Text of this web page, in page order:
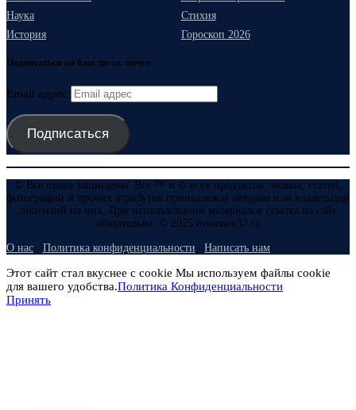
Наука
Стихия
История
Гороскоп 2026
Подписаться на блог по эл. почте
Email адрес
Подписаться
© Все права защищены. Все ™ и © всех продуктов, знаков, статей,
фотографий и прочих атрибутов принадлежат авторам или владельцам
лицензий на них. При использовании материалов ссылка на сайт
обязательна. © 2025 evmenov37.ru
О нас Политика конфиденциальности Написать нам
Этот сайт стал вкуснее с cookie Мы используем файлы cookie
для вашего удобства.Политика Конфиденциальности
Принять